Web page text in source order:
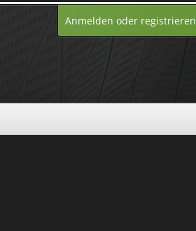
Anmelden oder registrieren